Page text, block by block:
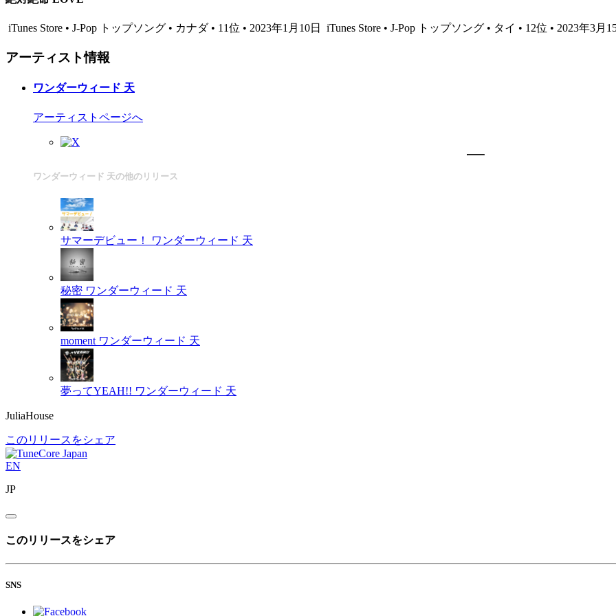
iTunes Store • J-Pop トップソング • カナダ • 11位 • 2023年1月10日 iTunes Store • J-Pop トップソング • タイ • 12位 • 2023年3月
アーティスト情報
ワンダーウィード 天
アーティストページへ
ワンダーウィード 天の他のリリース
サマーデビュー！ ワンダーウィード 天
秘密 ワンダーウィード 天
moment ワンダーウィード 天
夢ってYEAH!! ワンダーウィード 天
JuliaHouse
このリリースをシェア
EN
JP
このリリースをシェア
SNS